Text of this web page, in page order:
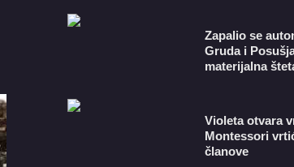
Zapalio se
Gruda i
materijalna
Violeta otvara
Montessori
članove